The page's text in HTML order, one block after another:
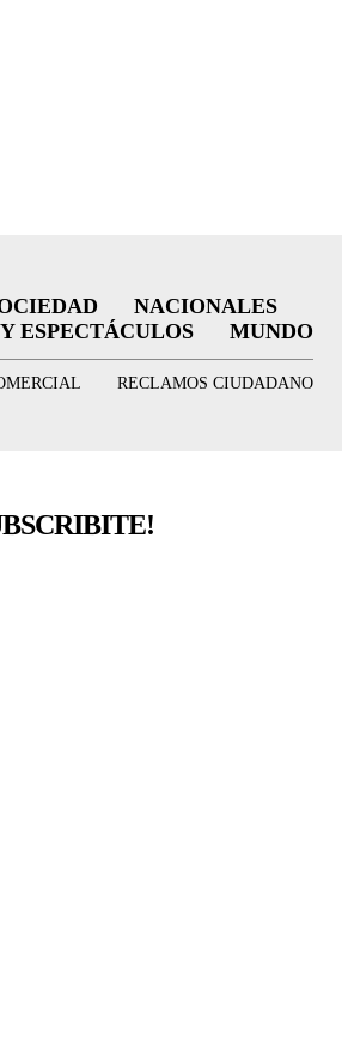
NACIONALES
ESPECTÁCULOS MUNDO
RECLAMOS CIUDADANO